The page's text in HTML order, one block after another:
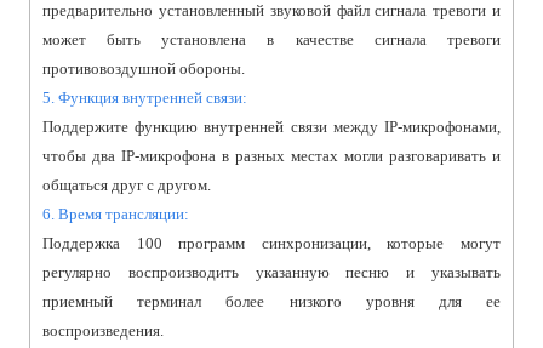
предварительно установленный звуковой файл сигнала тревоги и
может быть установлена в качестве сигнала тревоги
противовоздушной обороны.
5. Функция внутренней связи:
Поддержите функцию внутренней связи между IP-микрофонами,
чтобы два IP-микрофона в разных местах могли разговаривать и
общаться друг с другом.
6. Время трансляции:
Поддержка 100 программ синхронизации, которые могут
регулярно воспроизводить указанную песню и указывать
приемный терминал более низкого уровня для ее
воспроизведения.